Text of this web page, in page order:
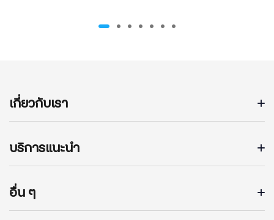
เกี่ยวกับเรา
บริการแนะนำ
อื่น ๆ